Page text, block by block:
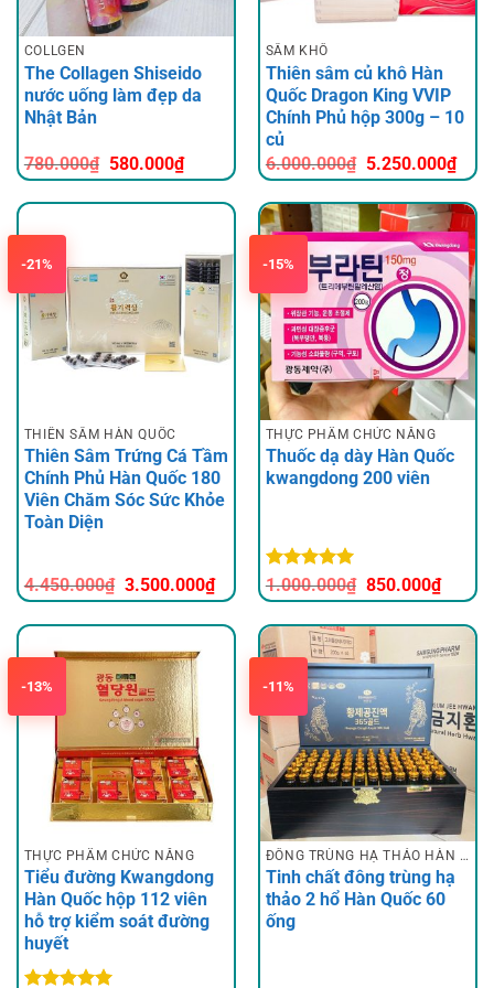
COLLGEN
The Collagen Shiseido
nước uống làm đẹp da
Nhật Bản
780.000₫ Giá
gốc
là:
580.000₫Giá
hiện
tại
580.000₫.
SÂM KHÔ
Thiên sâm củ khô Hàn
Quốc Dragon King VVIP
Chính Phủ hộp 300g – 10
củ
6.000.000₫ Giá
gốc
là:
6.000.000₫.
5.250.000₫Giá
hiện
tại
là:
-21%
THIÊN SÂM HÀN QUỐC
Thiên Sâm Trứng Cá Tầm
Chính Phủ Hàn Quốc 180
Viên Chăm Sóc Sức Khỏe
Toàn Diện
4.450.000₫ Giá
gốc
là:
3.500.000₫Giá
hiện
tại
là:
3.500.000₫.
-15%
THỰC PHẨM CHỨC NĂNG
Thuốc dạ dày Hàn Quốc
kwangdong 200 viên
Được xếp
hạng55
1.000.000₫ Giá
gốc
là:
1.000.000₫.
850.000₫Giá
hiện
tại
-13%
THỰC PHẨM CHỨC NĂNG
Tiểu đường Kwangdong
Hàn Quốc hộp 112 viên
hỗ trợ kiểm soát đường
huyết
-11%
ĐÔNG TRÙNG HẠ THẢO HÀN QUỐC
Tinh chất đông trùng hạ
thảo 2 hổ Hàn Quốc 60
ống